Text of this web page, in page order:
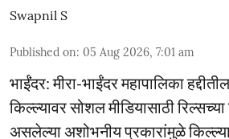
Swapnil S
Published on: 05 Aug 2026, 7:01 am
भाईंंदर: मीरा-भाईंदर महापालिका
किल्ल्यावर सोशल मीडियासाठी
असलेल्या अशोभनीय प्रकारांमुळे